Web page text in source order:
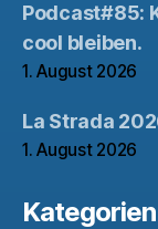
Podcast#85:
cool bleiben.
1. August 2026
La Strada
1. August 2026
Kategorien